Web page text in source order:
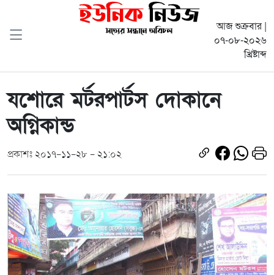
আজ শুক্রবার |
০৭-০৮-২০২৬
খ্রিষ্টাব্দ
যশোরে মর্টরপার্টস দোকানে
অগ্নিকান্ড
প্রকাশঃ ২০১৭-১১-২৮ - ২১:০২